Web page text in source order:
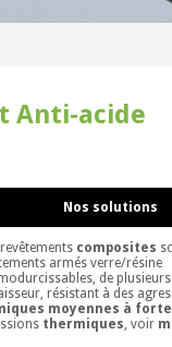
Anti-acide
Nos solutions
composites
armés verre/résine
de
résistant à des
moyennes à
thermiques, voir